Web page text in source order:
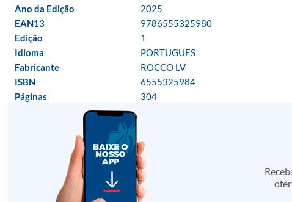
Ano da Edição
2025
EAN13
9786555325980
Edição
1
Idioma
PORTUGUES
Fabricante
ROCCO LV
ISBN
6555325984
Páginas
304